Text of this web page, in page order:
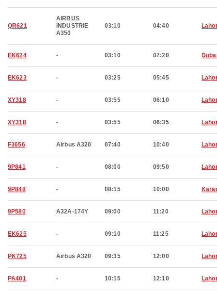
QR621
AIRBUS
INDUSTRIE
A350
03:10 04:40
EK624 - 03:10 07:20
EK623 - 03:25 05:45
XY318 - 03:55 06:10
XY318 - 03:55 06:35
F3656 Airbus A320 07:40 10:40
9P841 - 08:00 09:50
9P848 - 08:15 10:00
9P580 A32A-174Y 09:00 11:20
EK625 - 09:10 11:25
PK725 Airbus A320 09:35 12:00
PA401 - 10:15 12:10